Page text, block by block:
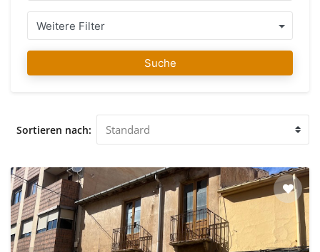
einem ehrlichen professionellen Ratschlag garantieren
Ihnen, dass Sie die richtige Entscheidung treffen. Sobald Sie
Ihre favorisierte immobilien gefunden haben, können Sie
sich bei Ihrem Kauf auf uns verlassen und zwar nicht nur
während des Kaufprozesses, sondern auch noch lange
beim Finden Ihrer favorisierten immobilien in Almansa,
Albacete Province, Spain. Gerne begrüßen wir Sie in
zu beraten und Sie dabei zu unterstützen, sich die von Ihnen
ausgesuchten immobilien anzusehen.
Weitere Filter
Suche
Sortieren nach: